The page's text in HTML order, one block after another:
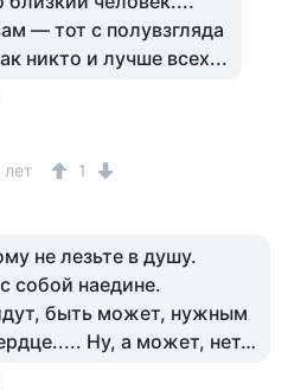
— тот с полувзгляда
никто и лучше всех...
лет
1
не лезьте в душу.
собой наедине.
быть может, нужным
Ну, а может, нет…